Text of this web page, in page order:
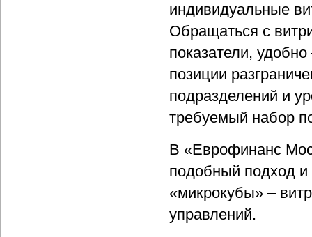
индивидуальные
Обращаться с
показатели, удобно
позиции
подразделений и
требуемый набор
В «Еврофинанс
подобный подход
«микрокубы» –
управлений.